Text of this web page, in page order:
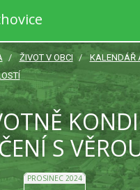
ŽIVOT V OBCI
KALENDÁŘ
S
PROSINEC 2024